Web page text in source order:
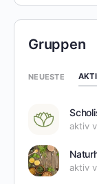
Gruppen
NEUESTE
aktiv
aktiv